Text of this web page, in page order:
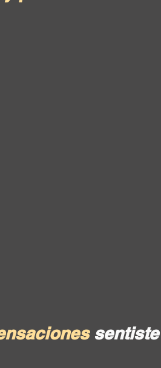
sentiste